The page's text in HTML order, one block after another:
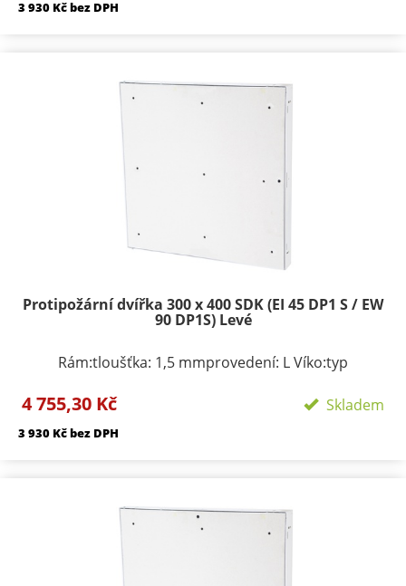
3 930 Kč bez DPH
Protipožární dvířka 300 x 400 SDK (EI 45 DP1 S / EW
90 DP1S) Levé
Rám:tloušťka: 1,5 mmprovedení: L Víko:typ
podle rozměru 1-3provedení: plechové víko s
4 755,30 Kč Skladem
3 930 Kč bez DPH